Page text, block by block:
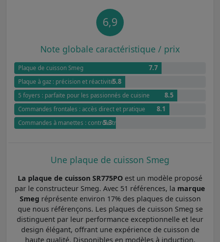
6,9
Note globale caractéristique / prix
Plaque de cuisson Smeg 7.7
Plaque à gaz : précision et réactivité5.8
5 foyers : parfaite pour les passionnés de cuisine 8.5
Commandes frontales : accès direct et pratique 8.1
Commandes à manettes : contrôle traditionnel et ergonomique
5.3
Une plaque de cuisson Smeg
La plaque de cuisson SR775PO est un modèle proposé
par le constructeur Smeg. Avec 51 références, la marque
Smeg réprésente environ 17% des plaques de cuisson
que nous référençons. Les plaques de cuisson Smeg se
distinguent par leur performance exceptionnelle et leur
design élégant, offrant une expérience de cuisson de
haute qualité. Disponibles en modèles à induction,